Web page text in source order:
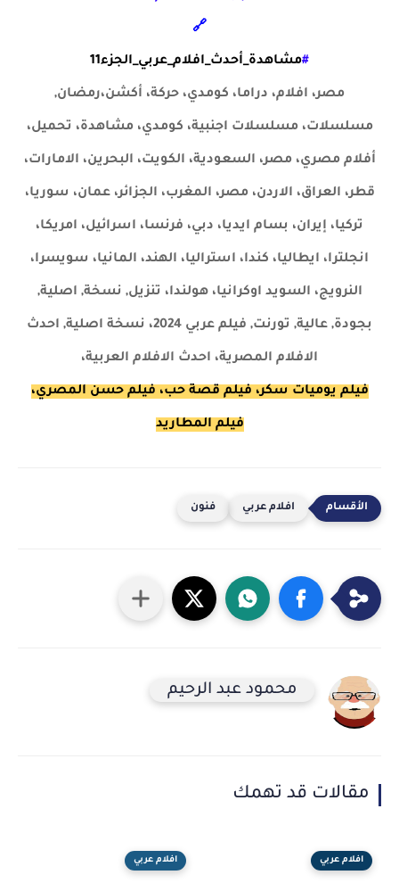
🔗
#مشاهدة_أحدث_افلام_عربي_الجزء11
مصر، افلام، دراما، كومدي، حركة، أكشن،رمضان,
مسلسلات، مسلسلات اجنبية، كومدي،مشاهدة، تحميل،
أفلام مصري، مصر، السعودية، الكويت، البحرين، الامارات،
قطر، العراق، الاردن، مصر، المغرب، الجزائر، عمان، سوريا،
تركيا، إيران، بسام ايديا، دبي، فرنسا، اسرائيل، امريكا،
انجلترا، ايطاليا، كندا، استراليا، الهند، المانيا، سويسرا،
النرويج، السويد اوكرانيا، هولندا، تنزيل, نسخة, اصلية,
بجودة, عالية, تورنت, فيلم عربي 2024، نسخة اصلية, احدث
الافلام المصرية، احدث الافلام العربية،
فيلم يوميات سكر، فيلم قصة حب، فيلم حسن المصري،
فيلم المطاريد
افلام عربي فنون
محمود عبد الرحيم
مقالات قد تهمك
افلام عربي افلام عربي